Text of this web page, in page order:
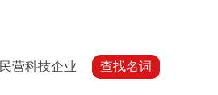
民营科技企业 查找名词